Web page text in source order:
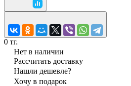
0 тг.
Нет в наличии
Рассчитать доставку
Нашли дешевле?
Хочу в подарок